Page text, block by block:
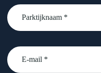
Parktijknaam
*
email